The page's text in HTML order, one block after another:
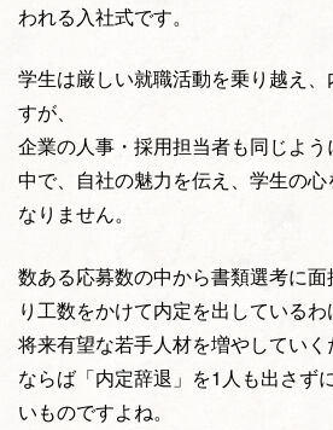
われる入社式です。
学生は厳しい就職活動を乗り越え
すが、
企業の人事・採用担当者も同じよ
中で、自社の魅力を伝え、学生の
なりません。
数ある応募数の中から書類選考に
り工数をかけて内定を出しているわ
将来有望な若手人材を増やしてい
ならば「内定辞退」を1人も出さず
いものですよね。